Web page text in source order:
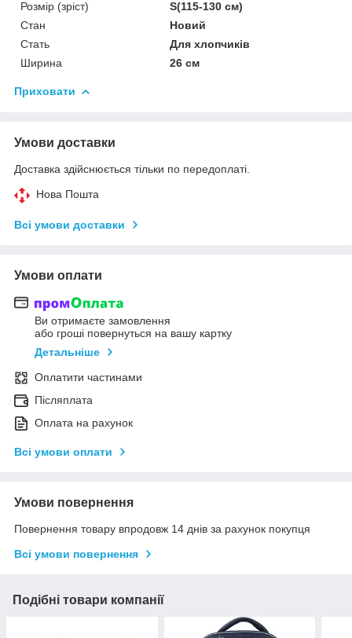
Розмір (зріст)
S(115-130 см)
Стан
Новий
Стать
Для хлопчиків
Ширина
26 см
Приховати
Умови доставки
Доставка здійснюється тільки по передоплаті.
Нова Пошта
Всі умови доставки
Умови оплати
Ви отримаєте замовлення
або гроші повернуться на вашу картку
Детальніше
Оплатити частинами
Післяплата
Оплата на рахунок
Всі умови оплати
Умови повернення
Повернення товару впродовж 14 днів за рахунок покупця
Всі умови повернення
Подібні товари компанії